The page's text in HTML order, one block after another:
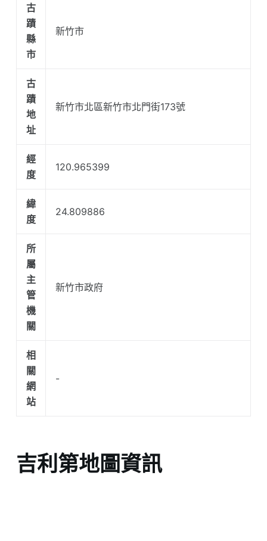
古
蹟
縣
市
新竹市
古
蹟
地
址
新竹市北區新竹市北門街173號
經
度
120.965399
緯
度
24.809886
所
屬
主
管
機
關
新竹市政府
相
關
網
站
-
吉利第地圖資訊